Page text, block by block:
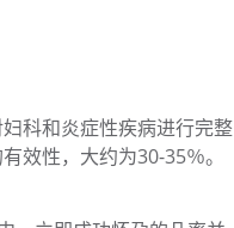
科和炎症性疾病进行完整
效性，大约为30-35％。